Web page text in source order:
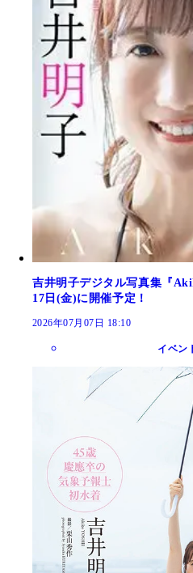
吉井明子デジタル写真集『
17日(金)に開催予定！
2026年07月07日 18:10
イベン